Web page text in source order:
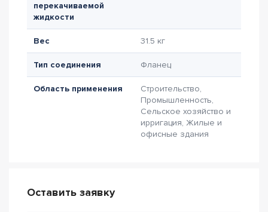
перекачиваемой
жидкости
Вес 31.5 кг
Тип соединения Фланец
Область применения
Строительство,
Промышленность,
Сельское хозяйство и
ирригация, Жилые и
офисные здания
Оставить заявку